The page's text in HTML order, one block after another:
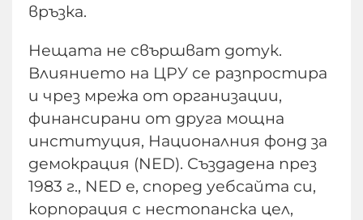
връзка.
Нещата не свършват дотук.
Влиянието на ЦРУ се разпростира
и чрез мрежа от организации,
финансирани от друга мощна
институция, Националния фонд за
демокрация (NED). Създадена през
1983 г., NED е, според уебсайта си,
корпорация с нестопанска цел,